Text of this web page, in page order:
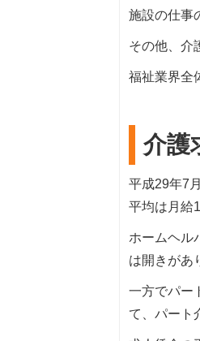
施設の仕事
その他、介
福祉業界全
介護
平成29年7
平均は月給
ホームヘル
は開きがあ
一方でパー
て、パート